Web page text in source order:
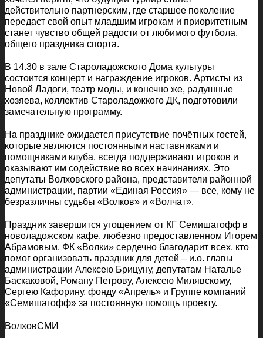
действительно партнерским, где старшее поколение
передаст свой опыт младшим игрокам и приоритетным
станет чувство общей радости от любимого футбола,
общего праздника спорта.
В 14.30 в зале Староладожского Дома культуры
состоится концерт и награждение игроков. Артисты из
Новой Ладоги, театр моды, и конечно же, радушные
хозяева, коллектив Староладожкого ДК, подготовили
замечательную программу.
На празднике ожидается присутствие почётных гостей,
которые являются постоянными наставниками и
помощниками клуба, всегда поддерживают игроков и
оказывают им содействие во всех начинаниях. Это
депутаты Волховского района, представители районной
администрации, партии «Единая Россия» — все, кому не
безразличны судьбы «Волков» и «Волчат».
Праздник завершится угощением от КГ Семишагофф в
новоладожском кафе, любезно предоставленном Игорем
Абрамовым. ФК «Волки» сердечно благодарит всех, кто
помог организовать праздник для детей – и.о. главы
администрации Алексею Брицуну, депутатам Наталье
Баскаковой, Роману Петрову, Алексею Милявскому,
Сергею Кафорину, фонду «Апрель» и Группе компаний
«Семишагофф» за постоянную помощь проекту.
ВолховСМИ